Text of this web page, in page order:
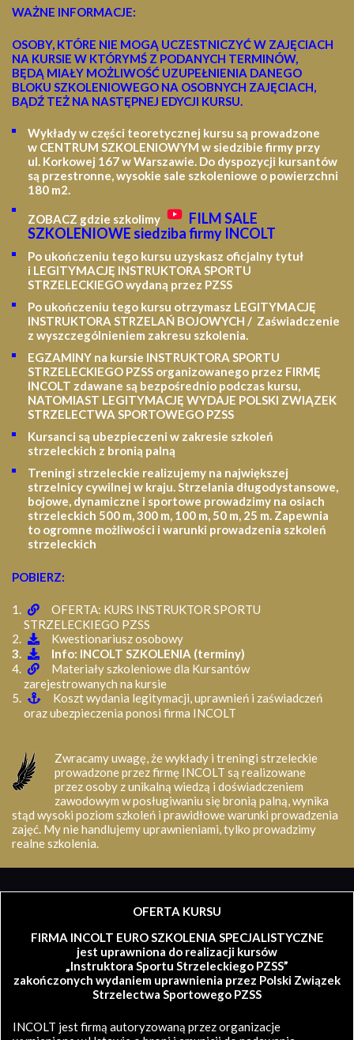
WAŻNE INFORMACJE:
OSOBY, KTÓRE NIE MOGĄ UCZESTNICZYĆ W ZAJĘCIACH
NA KURSIE W KTÓRYMŚ Z PODANYCH TERMINÓW,
BĘDĄ MIAŁY MOŻLIWOŚĆ UZUPEŁNIENIA DANEGO
BLOKU SZKOLENIOWEGO NA OSOBNYCH ZAJĘCIACH,
BĄDŹ TEŻ NA NASTĘPNEJ EDYCJI KURSU.
Wykłady w części teoretycznej kursu są prowadzone
w CENTRUM SZKOLENIOWYM w siedzibie firmy przy
ul. Korkowej 167 w Warszawie. Do dyspozycji kursantów
są przestronne, wysokie sale szkoleniowe o powierzchni
180 m2.
ZOBACZ gdzie szkolimy
FILM SALE
SZKOLENIOWE siedziba firmy INCOLT
Po ukończeniu tego kursu uzyskasz oficjalny tytuł
i LEGITYMACJĘ INSTRUKTORA SPORTU
STRZELECKIEGO wydaną przez PZSS
Po ukończeniu tego kursu otrzymasz LEGITYMACJĘ
INSTRUKTORA STRZELAŃ BOJOWYCH / Zaświadczenie
z wyszczególnieniem zakresu szkolenia.
EGZAMINY na kursie INSTRUKTORA SPORTU
STRZELECKIEGO PZSS organizowanego przez FIRMĘ
INCOLT zdawane są bezpośrednio podczas kursu,
NATOMIAST LEGITYMACJĘ WYDAJE POLSKI ZWIĄZEK
STRZELECTWA SPORTOWEGO PZSS
Kursanci są ubezpieczeni w zakresie szkoleń
strzeleckich z bronią palną
Treningi strzeleckie realizujemy na największej
strzelnicy cywilnej w kraju. Strzelania długodystansowe,
bojowe, dynamiczne i sportowe prowadzimy na osiach
strzeleckich 500 m, 300 m, 100 m, 50 m, 25 m. Zapewnia
to ogromne możliwości i warunki prowadzenia szkoleń
strzeleckich
POBIERZ:
OFERTA: KURS INSTRUKTOR SPORTU
STRZELECKIEGO PZSS
Kwestionariusz osobowy
Info: INCOLT SZKOLENIA (terminy)
Materiały szkoleniowe dla Kursantów
zarejestrowanych na kursie
Koszt wydania legitymacji, uprawnień i zaświadczeń
oraz ubezpieczenia ponosi firma INCOLT
Zwracamy uwagę, że wykłady i treningi strzeleckie
prowadzone przez firmę INCOLT są realizowane
przez osoby z unikalną wiedzą i doświadczeniem
zawodowym w posługiwaniu się bronią palną, wynika
stąd wysoki poziom szkoleń i prawidłowe warunki prowadzenia
zajęć. My nie handlujemy uprawnieniami, tylko prowadzimy
realne szkolenia.
OFERTA KURSU
FIRMA INCOLT EURO SZKOLENIA SPECJALISTYCZNE
jest uprawniona do realizacji kursów
„Instruktora Sportu Strzeleckiego PZSS”
zakończonych wydaniem uprawnienia przez Polski Związek
Strzelectwa Sportowego PZSS
INCOLT jest firmą autoryzowaną przez organizacje